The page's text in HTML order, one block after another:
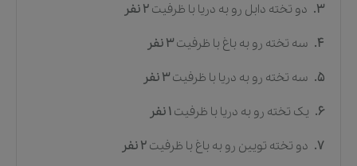
3. دو تخته دابل رو به دریا با ظرفیت 2 نفر
4. سه تخته رو به باغ با ظرفیت 3 نفر
5. سه تخته رو به دریا با ظرفیت 3 نفر
6. یک تخته رو به دریا با ظرفیت 1 نفر
7. دو تخته تویین رو به باغ با ظرفیت 2 نفر